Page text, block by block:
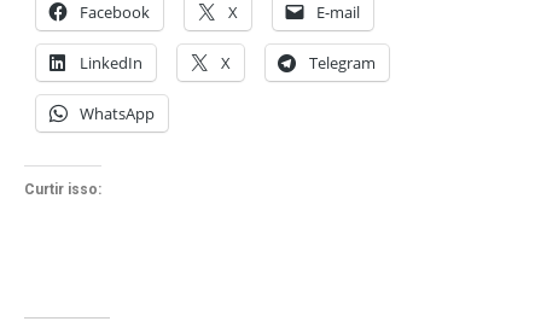
Facebook X E-mail
LinkedIn X Telegram
WhatsApp
Curtir isso: